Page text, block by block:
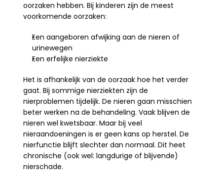
oorzaken hebben. Bij kinderen zijn de meest
voorkomende oorzaken:
Een aangeboren afwijking aan de nieren of
urinewegen
Een erfelijke nierziekte
Het is afhankelijk van de oorzaak hoe het verder
gaat. Bij sommige nierziekten zijn de
nierproblemen tijdelijk. De nieren gaan misschien
beter werken na de behandeling. Vaak blijven de
nieren wel kwetsbaar. Maar bij veel
nieraandoeningen is er geen kans op herstel. De
nierfunctie blijft slechter dan normaal. Dit heet
chronische (ook wel: langdurige of blijvende)
nierschade.